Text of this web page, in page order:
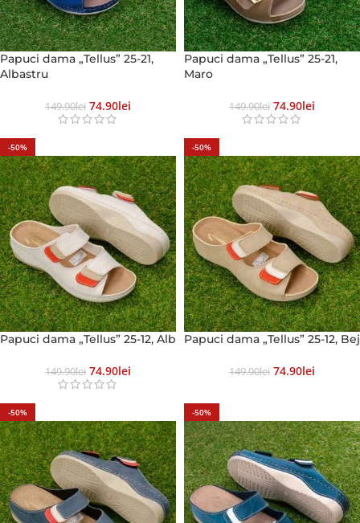
Papuci dama „Tellus” 25-21,
Albastru
149.90Lei 74.90Lei
Papuci dama „Tellus” 25-21,
Maro
149.90Lei 74.90Lei
-50%
Papuci dama „Tellus” 25-12, Alb
149.90Lei 74.90Lei
-50%
Papuci dama „Tellus” 25-12, Bej
149.90Lei 74.90Lei
-50% -50%